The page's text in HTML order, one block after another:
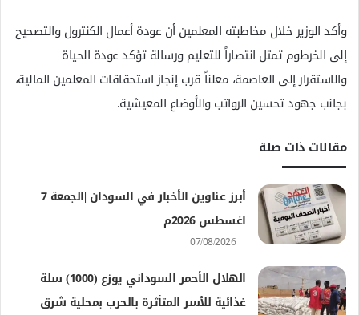
وأكد الوزير خلال مخاطبته المعلمين أن عودة أعمال الكنترول والتصحيح
إلى الخرطوم تمثل انتصاراً للتعليم ورسالة تؤكد عودة الحياة
والاستقرار إلى العاصمة، معلناً قرب إنجاز استحقاقات المعلمين المالية،
بجانب جهود تحسين الرواتب والأوضاع المعيشية.
مقالات ذات صلة
أبرز عناوين الأخبار في السودان |الجمعة 7
اغسطس 2026م
07/08/2026
الهلال الأحمر السوداني يوزع (1000) سلة
غذائية للأسر المتأثرة بالحرب بمحلية شرق